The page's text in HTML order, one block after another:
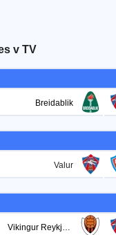
v TV
Breidablik
Valur
Vikingur Reykjavik